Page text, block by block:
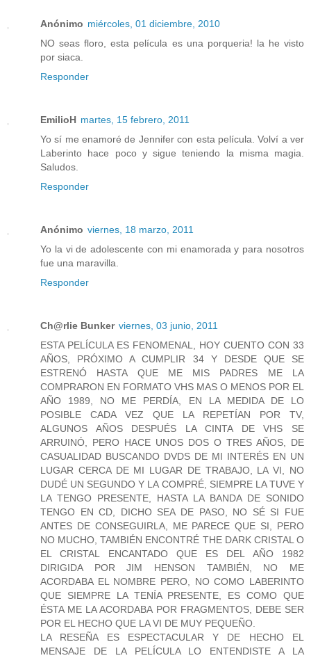
Anónimo miércoles, 01 diciembre, 2010
NO seas floro, esta película es una porqueria! la he visto
por siaca.
Responder
EmilioH martes, 15 febrero, 2011
Yo sí me enamoré de Jennifer con esta película. Volví a ver
Laberinto hace poco y sigue teniendo la misma magia.
Saludos.
Responder
Anónimo viernes, 18 marzo, 2011
Yo la vi de adolescente con mi enamorada y para nosotros
fue una maravilla.
Responder
Ch@rlie Bunker viernes, 03 junio, 2011
ESTA PELÍCULA ES FENOMENAL, HOY CUENTO CON 33
AÑOS, PRÓXIMO A CUMPLIR 34 Y DESDE QUE SE
ESTRENÓ HASTA QUE ME MIS PADRES ME LA
COMPRARON EN FORMATO VHS MAS O MENOS POR EL
AÑO 1989, NO ME PERDÍA, EN LA MEDIDA DE LO
POSIBLE CADA VEZ QUE LA REPETÍAN POR TV,
ALGUNOS AÑOS DESPUÉS LA CINTA DE VHS SE
ARRUINÓ, PERO HACE UNOS DOS O TRES AÑOS, DE
CASUALIDAD BUSCANDO DVDS DE MI INTERÉS EN UN
LUGAR CERCA DE MI LUGAR DE TRABAJO, LA VI, NO
DUDÉ UN SEGUNDO Y LA COMPRÉ, SIEMPRE LA TUVE Y
LA TENGO PRESENTE, HASTA LA BANDA DE SONIDO
TENGO EN CD, DICHO SEA DE PASO, NO SÉ SI FUE
ANTES DE CONSEGUIRLA, ME PARECE QUE SI, PERO
NO MUCHO, TAMBIÉN ENCONTRÉ THE DARK CRISTAL O
EL CRISTAL ENCANTADO QUE ES DEL AÑO 1982
DIRIGIDA POR JIM HENSON TAMBIÉN, NO ME
ACORDABA EL NOMBRE PERO, NO COMO LABERINTO
QUE SIEMPRE LA TENÍA PRESENTE, ES COMO QUE
ÉSTA ME LA ACORDABA POR FRAGMENTOS, DEBE SER
POR EL HECHO QUE LA VI DE MUY PEQUEÑO.
LA RESEÑA ES ESPECTACULAR Y DE HECHO EL
MENSAJE DE LA PELÍCULA LO ENTENDISTE A LA